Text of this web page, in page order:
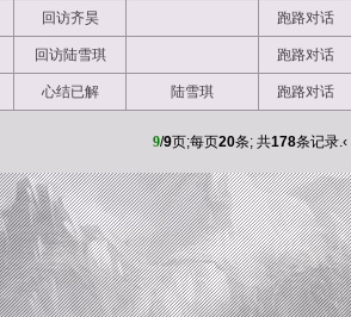
回访齐昊 跑路对话
回访陆雪琪 跑路对话
心结已解 陆雪琪 跑路对话
9/9页;每页20条; 共178条记录.‹